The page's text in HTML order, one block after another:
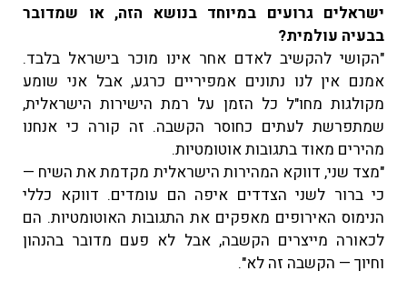
ישראלים גרועים במיוחד בנושא הזה, או שמדובר
בבעיה עולמית?
"הקושי להקשיב לאדם אחר אינו מוכר בישראל בלבד.
אמנם אין לנו נתונים אמפיריים כרגע, אבל אני שומע
מקולגות מחו"ל כל הזמן על רמת הישירות הישראלית,
שמתפרשת לעתים כחוסר הקשבה. זה קורה כי אנחנו
מהירים מאוד בתגובות אוטומטיות.
"מצד שני, דווקא המהירות הישראלית מקדמת את השיח —
כי ברור לשני הצדדים איפה הם עומדים. דווקא כללי
הנימוס האירופים מאפקים את התגובות האוטומטיות. הם
לכאורה מייצרים הקשבה, אבל לא פעם מדובר בהנהון
וחיוך — הקשבה זה לא".